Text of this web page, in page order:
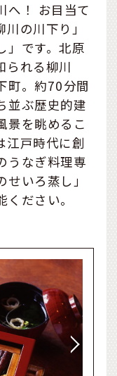
へ！ お目当て
の川下り」
」です。北原
られる柳川
町。約70分間
並ぶ歴史的建
景を眺めるこ
江戸時代に創
うなぎ料理専
いろ蒸し」
ださい。